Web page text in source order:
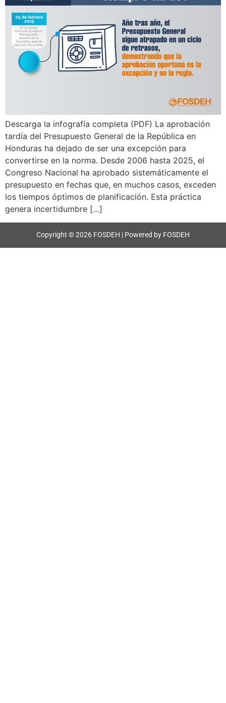
Descarga la infografía completa (PDF) La aprobación
tardía del Presupuesto General de la República en
Honduras ha dejado de ser una excepción para
convertirse en la norma. Desde 2006 hasta 2025, el
Congreso Nacional ha aprobado sistemáticamente el
presupuesto en fechas que, en muchos casos, exceden
los tiempos óptimos de planificación. Esta práctica
genera incertidumbre […]
Copyright © 2026 FOSDEH | Powered by FOSDEH